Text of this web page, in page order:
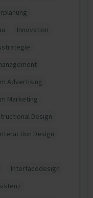
Innovation
Advertising
Marketing
Design
Design
Interfacedesign